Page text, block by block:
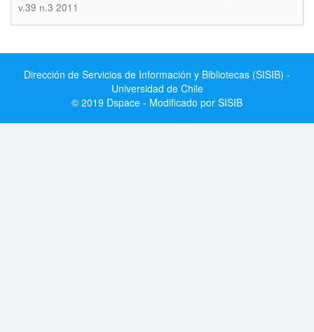
v.39 n.3 2011
Dirección de Servicios de Información y Bibliotecas (SISIB) -
Universidad de Chile
© 2019 Dspace - Modificado por SISIB